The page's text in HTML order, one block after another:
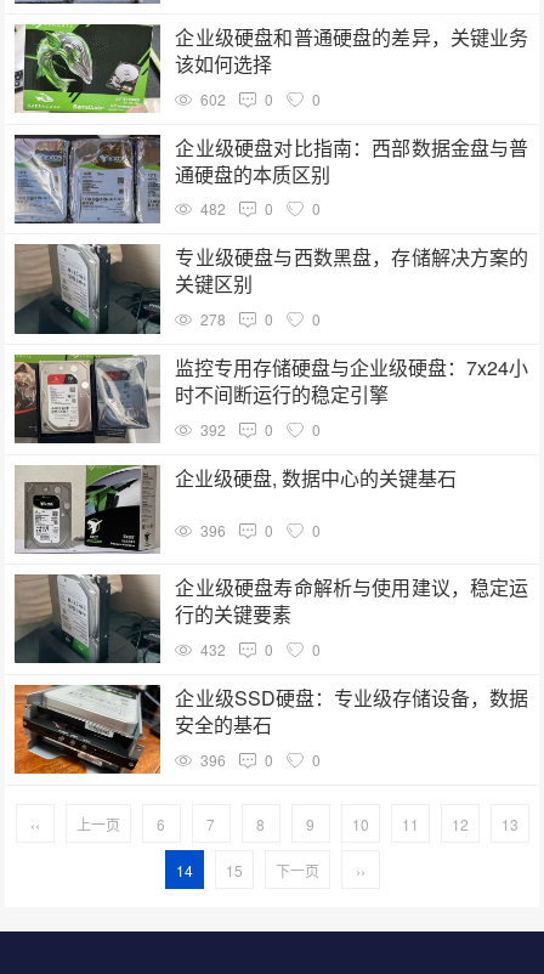
企业级硬盘和普通硬盘的差异，关键业务
该如何选择
602 0 0
企业级硬盘对比指南：西部数据金盘与普
通硬盘的本质区别
482 0 0
专业级硬盘与西数黑盘，存储解决方案的
关键区别
278 0 0
监控专用存储硬盘与企业级硬盘：7x24小
时不间断运行的稳定引擎
392 0 0
企业级硬盘, 数据中心的关键基石
396 0 0
企业级硬盘寿命解析与使用建议，稳定运
行的关键要素
432 0 0
企业级SSD硬盘：专业级存储设备，数据
安全的基石
396 0 0
‹‹ 上一页 6 7 8 9 10 11 12 13
14 15 下一页 ››